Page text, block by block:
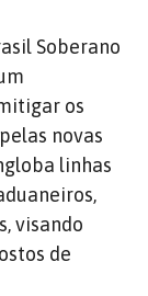
Soberano
os
novas
linhas
visando
de